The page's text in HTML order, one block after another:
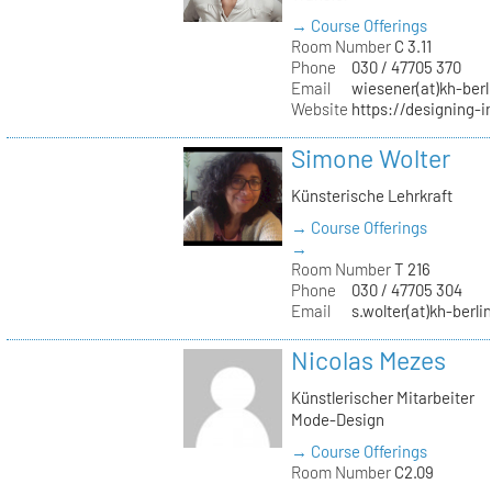
→ Course Offerings
Room NumberC 3.11
Phone
030 / 47705 370
Email
wiesener(at)kh-
Website https://designing-
Simone Wolter
Künsterische Lehrkraft
→ Course Offerings
→
Room NumberT 216
Phone
030 / 47705 304
Email
s.wolter(at)kh-
Nicolas Mezes
Künstlerischer Mitarbeiter
Mode-Design
→ Course Offerings
Room NumberC2.09